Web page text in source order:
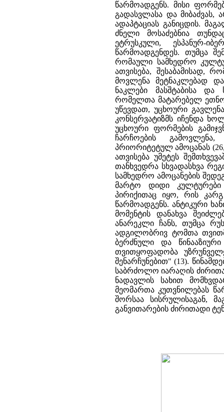
წარმოადგენს. მისი
გადასვლასა და მიბაძვას,
ადაპტაციას განიცდის.
ძნელი მოსაძებნია
ეტრუსკული, ესპანურ-
წარმოადგენდეს. თუმცა
რომაული სამხედრო
ათვისება, შესაბამისად,
მოვლენა მეტნაკლებად
ნაკლები მასშტაბისა და
რომელთა მატარებელ
უწევდათ, უცხოური
კონსერვატიზმს იჩენდა
უცხოური ფორმების
ჩარჩოების
პრიორიტეტულ ამოცანას
ათვისება უმეტეს
თანხვედრა სხვადასხვა
სამხედრო ამოცანების
მარტო დიდი კულტურები
პირიქითაც იყო, რის
წარმოადგენს. ანტიკური
მომენტის დანახვა
ანარეკლი ჩანს, თუმცა
ადგილობრივ ტომთა
ბერძნული და
თვითყოფადობა
შენარჩუნებით" (13).
საბრძოლო იარაღის
ნადავლის სახით
მეომართა კუთვნილებას
შორსაა სისრულისაგან,
განვითარების ძირითადი